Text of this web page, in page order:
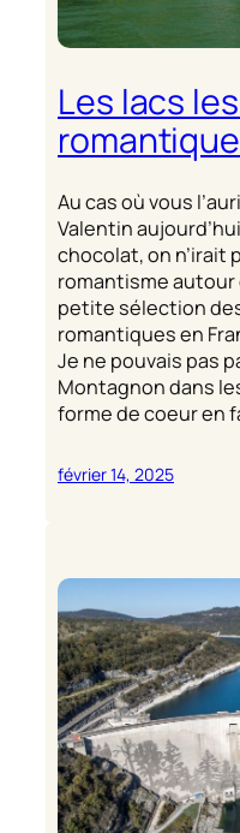
Les lacs
Au cas où vous
Valentin
chocolat, on n’irait
romantisme autour
petite sélection
romantiques en
Je ne pouvais pas
Montagnon dans
forme de coeur en
février 14, 2025